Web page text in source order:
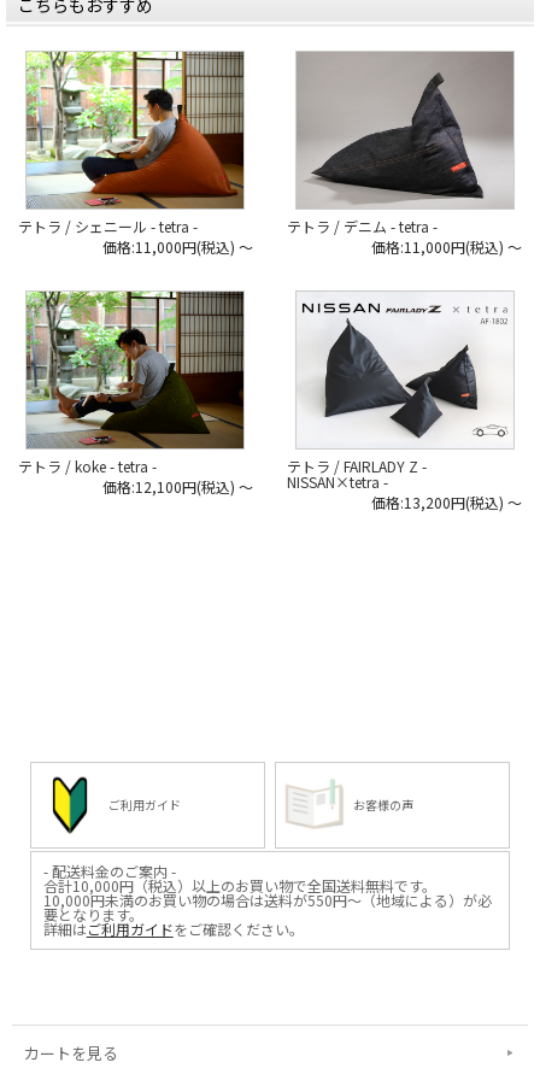
テトラ / シェニール - tetra -
価格:11,000円(税込) ～
テトラ / デニム - tetra -
価格:11,000円(税込) ～
テトラ / koke - tetra -
価格:12,100円(税込) ～
テトラ / FAIRLADY Z -
NISSAN×tetra -
価格:13,200円(税込) ～
ご利用ガイド お客様の声
- 配送料金のご案内 -
合計10,000円（税込）以上のお買い物で全国送料無料です。
10,000円未満のお買い物の場合は送料が550円～（地域による）が必
要となります。
詳細はご利用ガイドをご確認ください。
カートを見る